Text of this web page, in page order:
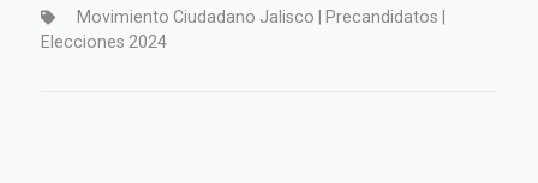
Movimiento Ciudadano Jalisco | Precandidatos |
Elecciones 2024